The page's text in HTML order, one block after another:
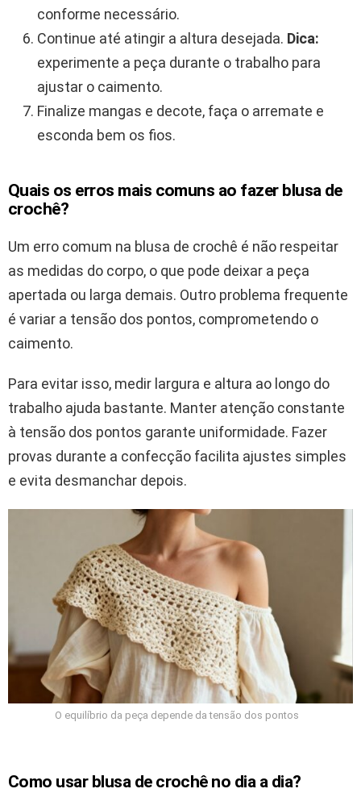
conforme necessário.
Continue até atingir a altura desejada. Dica:
experimente a peça durante o trabalho para
ajustar o caimento.
Finalize mangas e decote, faça o arremate e
esconda bem os fios.
Quais os erros mais comuns ao fazer blusa de
crochê?
Um erro comum na blusa de crochê é não respeitar
as medidas do corpo, o que pode deixar a peça
apertada ou larga demais. Outro problema frequente
é variar a tensão dos pontos, comprometendo o
caimento.
Para evitar isso, medir largura e altura ao longo do
trabalho ajuda bastante. Manter atenção constante
à tensão dos pontos garante uniformidade. Fazer
provas durante a confecção facilita ajustes simples
e evita desmanchar depois.
O equilíbrio da peça depende da tensão dos pontos
Como usar blusa de crochê no dia a dia?